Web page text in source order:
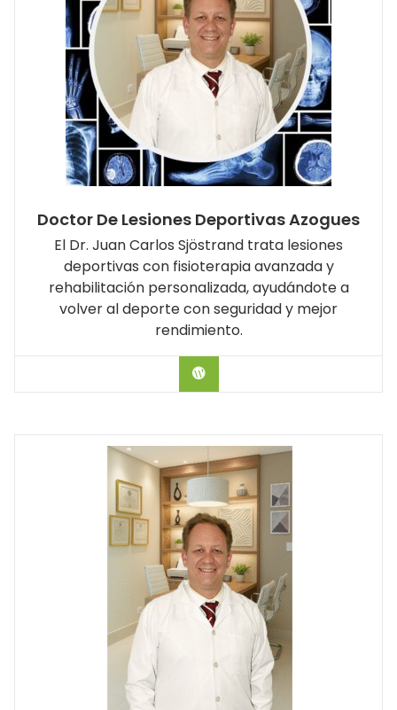
Doctor De Lesiones Deportivas Azogues
El Dr. Juan Carlos Sjöstrand trata lesiones
deportivas con fisioterapia avanzada y
rehabilitación personalizada, ayudándote a
volver al deporte con seguridad y mejor
rendimiento.
Hablar con el Doctor